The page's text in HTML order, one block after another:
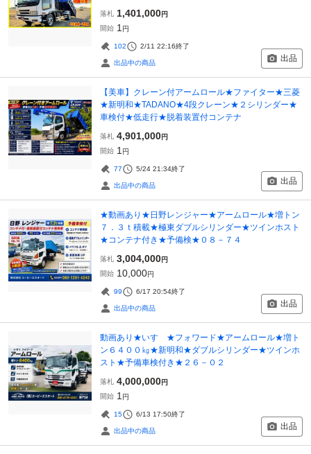
落札 1,401,000円
開始 1 円
102 2/11 22:16終了
出品中の商品 出品
【美車】クレーン付アームロール★ファイター★三菱
★新明和★TADANO★4段クレーン★２シリンダー★
車検付★低走行★脱着装置付コンテナ
落札 4,901,000円
開始 1 円
77 5/24 21:34終了
出品中の商品 出品
★動画あり★日野レンジャー★アームロール★増トン
７．３ｔ積載★極東ダブルシリンダー★ツインホスト
★コンテナ付き★予備検★０８－７４
落札 3,004,000円
開始 10,000円
99 6/17 20:54終了
出品中の商品 出品
動画あり★いすゞ★フォワード★アームロール★増ト
ン６４００㎏★新明和★ダブルシリンダー★ツインホ
スト★予備車検付き★２６－０２
落札 4,000,000円
開始 1 円
15 6/13 17:50終了
出品中の商品 出品